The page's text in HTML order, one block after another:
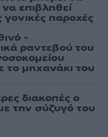
επιβληθεί
γονικές παροχές
-
ραντεβού του
το μηχανάκι του
διακοπές ο
την σύζυγό του